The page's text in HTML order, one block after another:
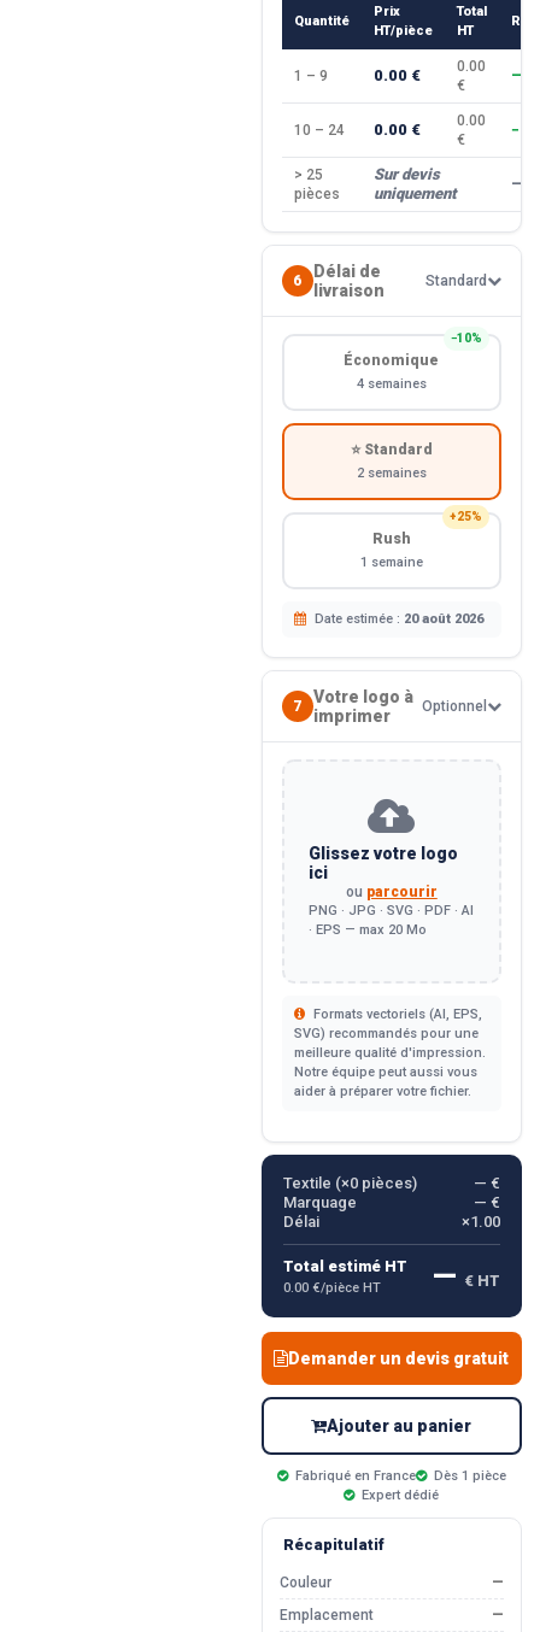
Quantité
Prix
HT/pièce
Total
HT
1 – 9 0.00 €
0.00
€
—
10 – 24 0.00 €
0.00
€
> 25
pièces
Sur devis
uniquement
—
6
Délai de
livraison
Standard
−10%
Économique
4 semaines
⭐ Standard
2 semaines
+25%
Rush
1 semaine
Date estimée : 20 août 2026
7
Votre logo à
imprimer
Optionnel
Glissez votre logo
ici
ou parcourir
PNG · JPG · SVG · PDF · AI
· EPS — max 20 Mo
Formats vectoriels (AI, EPS,
SVG) recommandés pour une
meilleure qualité d'impression.
Notre équipe peut aussi vous
aider à préparer votre fichier.
Textile (×0pièces)
— €
Marquage
— €
Délai
×1.00
Total estimé HT
0.00 €/pièce HT — € HT
Demander un devis gratuit
Ajouter au panier
Fabriqué en France
Dès 1 pièce
Expert dédié
Récapitulatif
Couleur
—
Emplacement
—